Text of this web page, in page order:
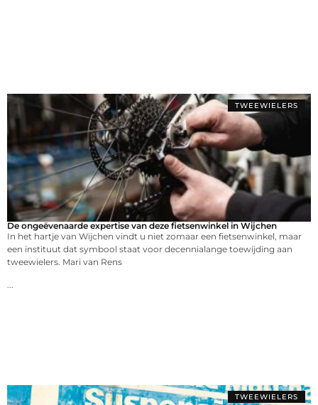
TWEEWIELERS
De ongeëvenaarde expertise van deze fietsenwinkel in Wijchen
In het hartje van Wijchen vindt u niet zomaar een fietsenwinkel, maar
een instituut dat symbool staat voor decennialange toewijding aan
tweewielers. Mari van Rens
...
TWEEWIELERS